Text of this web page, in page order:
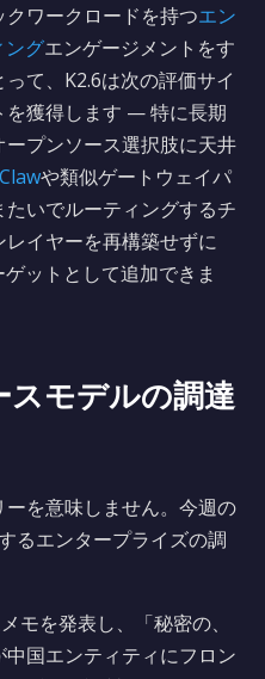
ワークロードを持つエン
ングエンゲージメントをす
て、K2.6は次の評価サイ
を獲得します — 特に長期
プンソース選択肢に天井
や類似ゲートウェイパ
いでルーティングするチ
イヤーを再構築せずに
ットとして追加できま
スモデルの調達
を意味しません。今週の
るエンタープライズの調
モを発表し、「秘密の、
国エンティティにフロン